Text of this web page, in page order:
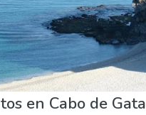
en Cabo de Gata